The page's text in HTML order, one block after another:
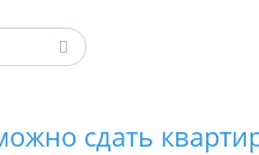
сдать